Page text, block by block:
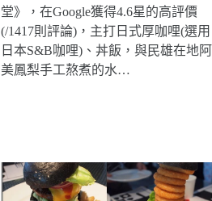
堂》，在Google獲得4.6星的高評價
(/1417則評論)，主打日式厚咖哩(選用
日本S&B咖哩)、丼飯，與民雄在地阿
美鳳梨手工熬煮的水…